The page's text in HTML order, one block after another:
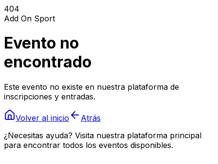
404
Add On Sport
Evento no
encontrado
Este evento no existe en nuestra plataforma de
inscripciones y entradas.
Volver al inicio
Atrás
¿Necesitas ayuda? Visita nuestra plataforma principal
para encontrar todos los eventos disponibles.